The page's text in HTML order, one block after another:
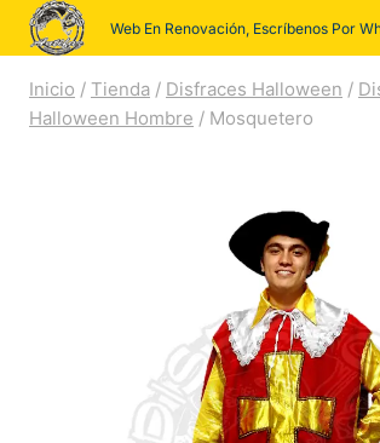
Saltar
contenido
Web En Renovación, Escríbenos Por
Inicio / Tienda / Disfraces Halloween /
Halloween Hombre / Mosquetero